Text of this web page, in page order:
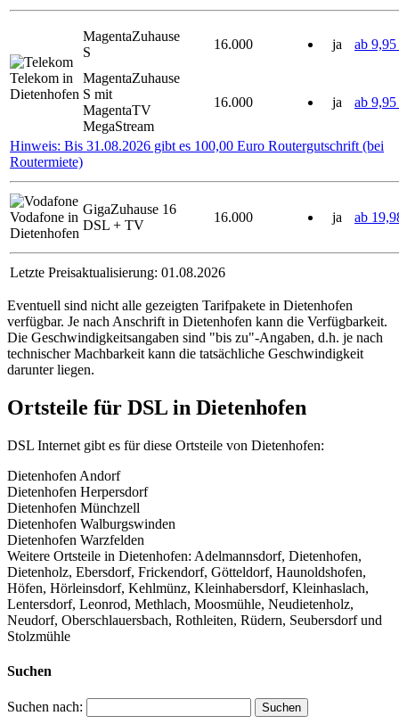
Telekom in
Dietenhofen
MagentaZuhause
S
16.000 ja ab 9,95
MagentaZuhause
S mit
MagentaTV
MegaStream
16.000 ja ab 9,95
Hinweis: Bis 31.08.2026 gibt es 100,00 Euro Routergutschrift (bei
Routermiete)
Vodafone in
Dietenhofen
GigaZuhause 16
DSL + TV
16.000 ja ab
Letzte Preisaktualisierung: 01.08.2026
Eventuell sind nicht alle gezeigten Tarifpakete in Dietenhofen
verfügbar. Je nach Anschrift in Dietenhofen kann die Verfügbarkeit.
Die Geschwindigkeitsangaben sind "bis zu"-Angaben, d.h. je nach
technischer Machbarkeit kann die tatsächliche Geschwindigkeit
darunter liegen.
Ortsteile für DSL in Dietenhofen
DSL Internet gibt es für diese Ortsteile von Dietenhofen:
Dietenhofen Andorf
Dietenhofen Herpersdorf
Dietenhofen Münchzell
Dietenhofen Walburgswinden
Dietenhofen Warzfelden
Weitere Ortsteile in Dietenhofen: Adelmannsdorf, Dietenhofen,
Dietenholz, Ebersdorf, Frickendorf, Götteldorf, Haunoldshofen,
Höfen, Hörleinsdorf, Kehlmünz, Kleinhabersdorf, Kleinhaslach,
Lentersdorf, Leonrod, Methlach, Moosmühle, Neudietenholz,
Neudorf, Oberschlauersbach, Rothleiten, Rüdern, Seubersdorf und
Stolzmühle
Suchen
Suchen nach: